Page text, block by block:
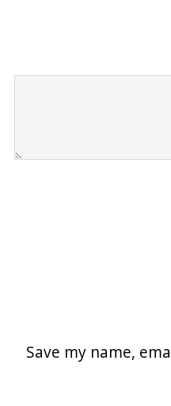
Save my name,